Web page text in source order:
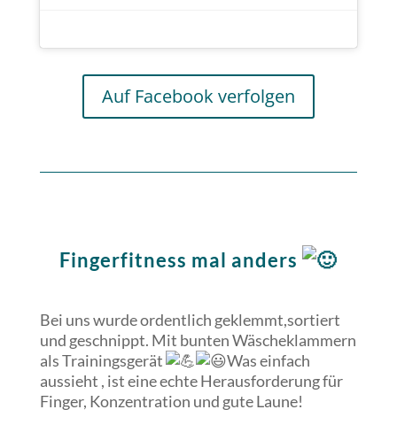
Auf Facebook verfolgen
Fingerfitness mal anders
Bei uns wurde ordentlich geklemmt,sortiert
und geschnippt. Mit bunten Wäscheklammern
als Trainingsgerät
Was einfach
aussieht , ist eine echte Herausforderung für
Finger, Konzentration und gute Laune!